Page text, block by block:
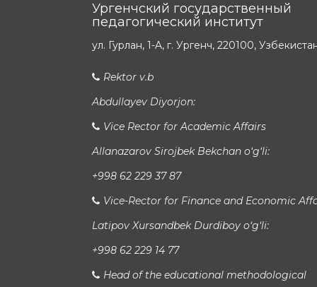
Ургенчский государственный
педагогический институт
ул. Гурлан, 1-A, г. Ургенч, 220100,
Rektor v.b
Abdullayev Diyorjon:
Vice Rector for Academic Affairs
Allanazarov Sirojbek Bekchan o‘g‘li:
+998 62 229 37 87
Vice-Rector for Finance and Economic
Latipov Xursandbek Durdiboy o‘g‘li:
+998 62 229 14 77
Head of the educational methodological